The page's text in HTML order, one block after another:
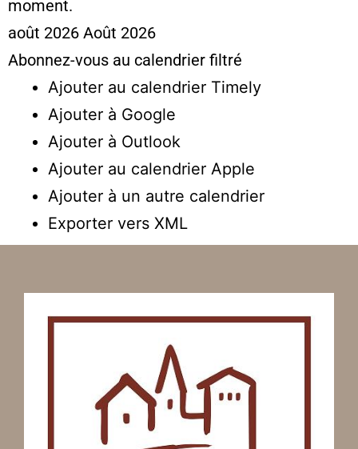
moment.
août 2026 Août 2026
Abonnez-vous au calendrier filtré
Ajouter au calendrier Timely
Ajouter à Google
Ajouter à Outlook
Ajouter au calendrier Apple
Ajouter à un autre calendrier
Exporter vers XML